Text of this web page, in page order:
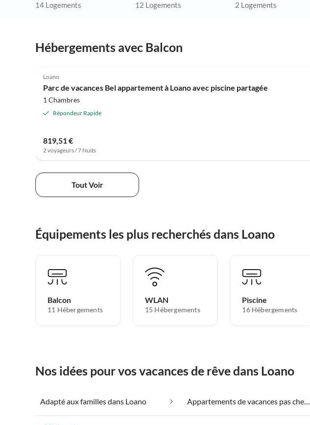
14 Logements 12 Logements 2 Logements
Hébergements avec Balcon
Loano
Parc de vacances Bel appartement à Loano avec piscine partagée
1 Chambres
Répondeur Rapide
819,51 €
2 voyageurs / 7 Nuits
Tout Voir
Équipements les plus recherchés dans Loano
Balcon
11 Hébergements
WLAN
15 Hébergements
Piscine
16 Hébergements
Nos idées pour vos vacances de rêve dans Loano
Adapté aux familles dans Loano Appartements de vacances pas chers dans Loano